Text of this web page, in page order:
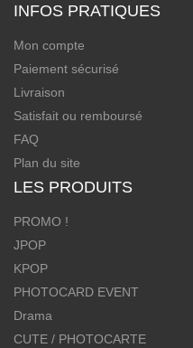
INFOS PRATIQUES
Mon compte
Paiement sécurisé
Livraison
Satisfait ou remboursé
FAQ
Plan du site
LES PRODUITS
PROMO !
JPOP
KPOP
PHOTOCARD EVENT
Drama
CUTE / PHOTOCARTE